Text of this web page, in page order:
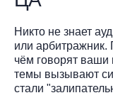
Никто не знает
или арбитражник.
чём говорят ваши
темы вызывают
стали